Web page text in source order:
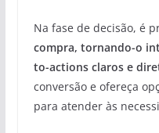
Na fase de decisão, é
compra, tornando-o
to-actions claros e
conversão e ofereça
para atender às